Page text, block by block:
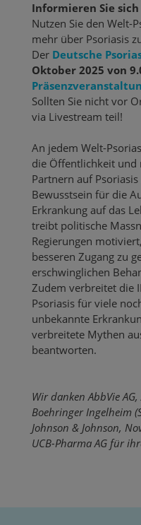
Informieren Sie sich
Nutzen Sie den Welt-
mehr über Psoriasis
Der Deutsche
Oktober 2025 von
Sollten Sie nicht vor
via Livestream teil!
An jedem Welt-
die Öffentlichkeit und
Partnern auf
Bewusstsein für die
Erkrankung auf das
treibt politische
Regierungen
besseren Zugang zu
erschwinglichen
Zudem verbreitet die
Psoriasis für viele
unbekannte
verbreitete Mythen
beantworten.
Wir danken AbbVie
Boehringer Ingelheim
Johnson & Johnson,
UCB-Pharma AG für